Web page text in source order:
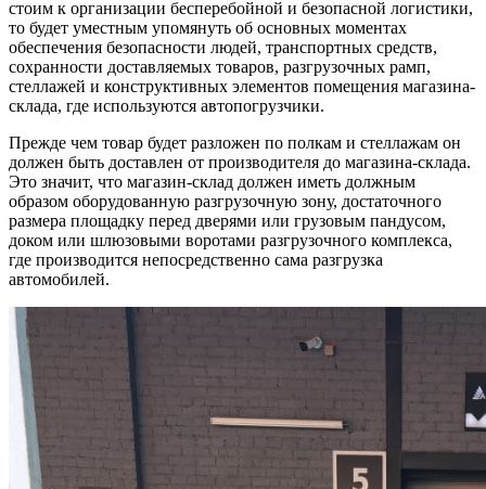
стоим к организации бесперебойной и безопасной логистики,
то будет уместным упомянуть об основных моментах
обеспечения безопасности людей, транспортных средств,
сохранности доставляемых товаров, разгрузочных рамп,
стеллажей и конструктивных элементов помещения магазина-
склада, где используются автопогрузчики.
Прежде чем товар будет разложен по полкам и стеллажам он
должен быть доставлен от производителя до магазина-склада.
Это значит, что магазин-склад должен иметь должным
образом оборудованную разгрузочную зону, достаточного
размера площадку перед дверями или грузовым пандусом,
доком или шлюзовыми воротами разгрузочного комплекса,
где производится непосредственно сама разгрузка
автомобилей.